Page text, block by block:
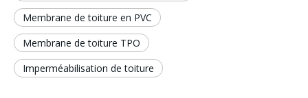
Membrane de toiture en PVC
Membrane de toiture TPO
Imperméabilisation de toiture